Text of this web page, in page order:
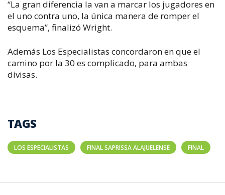
“La gran diferencia la van a marcar los jugadores en
el uno contra uno, la única manera de romper el
esquema”, finalizó Wright.
Además Los Especialistas concordaron en que el
camino por la 30 es complicado, para ambas
divisas.
TAGS
LOS ESPECIALISTAS FINAL SAPRISSA ALAJUELENSE FINAL